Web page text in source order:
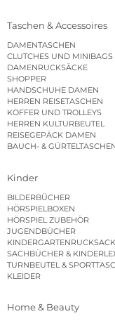
Taschen & Accessoires
DAMENTASCHEN
CLUTCHES UND MINIBAGS
DAMENRUCKSÄCKE
SHOPPER
HANDSCHUHE DAMEN
HERREN REISETASCHEN
KOFFER UND TROLLEYS
HERREN KULTURBEUTEL
REISEGEPÄCK DAMEN
BAUCH- &
Kinder
BILDERBÜCHER
HÖRSPIELBOXEN
HÖRSPIEL ZUBEHÖR
JUGENDBÜCHER
SACHBÜCHER &
TURNBEUTEL &
KLEIDER
Home & Beauty